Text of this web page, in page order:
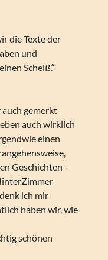
die Texte der
und
Scheiß.“
auch gemerkt
auch wirklich
einen
Geschichten –
ich mir
haben wir, wie
schönen